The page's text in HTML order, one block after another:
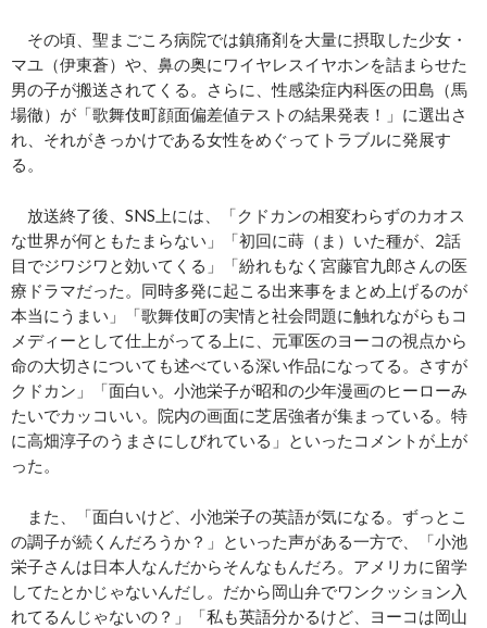
その頃、聖まごころ病院では鎮痛剤を大量に摂取した少女・
マユ（伊東蒼）や、鼻の奥にワイヤレスイヤホンを詰まらせた
男の子が搬送されてくる。さらに、性感染症内科医の田島（馬
場徹）が「歌舞伎町顔面偏差値テストの結果発表！」に選出さ
れ、それがきっかけである女性をめぐってトラブルに発展す
る。
放送終了後、SNS上には、「クドカンの相変わらずのカオス
な世界が何ともたまらない」「初回に蒔（ま）いた種が、2話
目でジワジワと効いてくる」「紛れもなく宮藤官九郎さんの医
療ドラマだった。同時多発に起こる出来事をまとめ上げるのが
本当にうまい」「歌舞伎町の実情と社会問題に触れながらもコ
メディーとして仕上がってる上に、元軍医のヨーコの視点から
命の大切さについても述べている深い作品になってる。さすが
クドカン」「面白い。小池栄子が昭和の少年漫画のヒーローみ
たいでカッコいい。院内の画面に芝居強者が集まっている。特
に高畑淳子のうまさにしびれている」といったコメントが上が
った。
また、「面白いけど、小池栄子の英語が気になる。ずっとこ
の調子が続くんだろうか？」といった声がある一方で、「小池
栄子さんは日本人なんだからそんなもんだろ。アメリカに留学
してたとかじゃないんだし。だから岡山弁でワンクッション入
れてるんじゃないの？」「私も英語分かるけど、ヨーコは岡山